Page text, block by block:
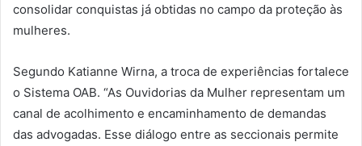
consolidar conquistas já obtidas no campo da proteção às
mulheres.
Segundo Katianne Wirna, a troca de experiências fortalece
o Sistema OAB. “As Ouvidorias da Mulher representam um
canal de acolhimento e encaminhamento de demandas
das advogadas. Esse diálogo entre as seccionais permite